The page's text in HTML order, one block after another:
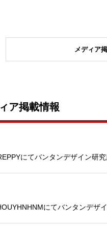
メディア
ア掲載情報
にてバンタンデザイン研
にてバンタンデザ